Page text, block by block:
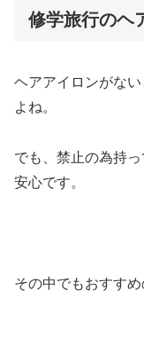
修学旅行のヘ
ヘアアイロンがな
よね。
でも、禁止の為持
安心です。
その中でもおすすめ